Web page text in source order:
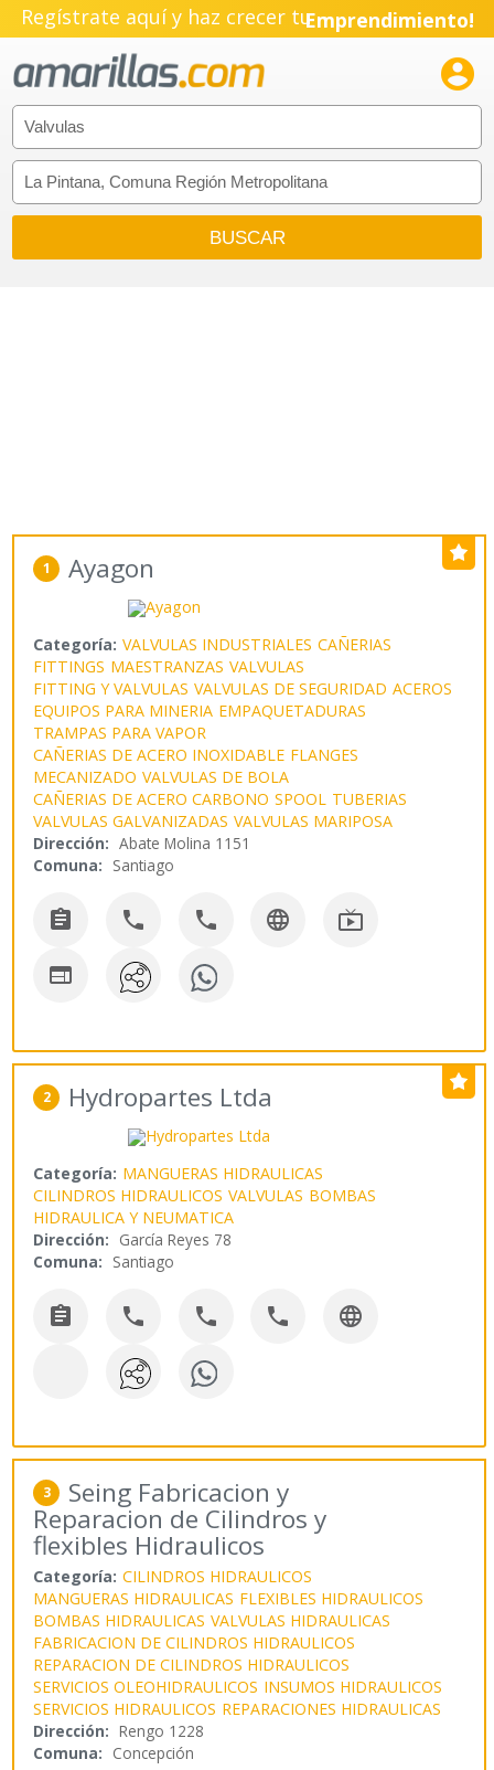
Regístrate aquí y haz crecer tuPyme!
Emprendimiento!

1 Ayagon
Categoría: VALVULAS INDUSTRIALES CAÑERIAS
FITTINGS MAESTRANZAS VALVULAS
FITTING Y VALVULAS VALVULAS DE SEGURIDAD ACEROS
EQUIPOS PARA MINERIA EMPAQUETADURAS
TRAMPAS PARA VAPOR
CAÑERIAS DE ACERO INOXIDABLE FLANGES
MECANIZADO VALVULAS DE BOLA
CAÑERIAS DE ACERO CARBONO SPOOL TUBERIAS
VALVULAS GALVANIZADAS VALVULAS MARIPOSA
Dirección: Abate Molina 1151
Comuna: Santiago
    

2 Hydropartes Ltda
Categoría: MANGUERAS HIDRAULICAS
CILINDROS HIDRAULICOS VALVULAS BOMBAS
HIDRAULICA Y NEUMATICA
Dirección: García Reyes 78
Comuna: Santiago
    
3 Seing Fabricacion y
Reparacion de Cilindros y
flexibles Hidraulicos
Categoría: CILINDROS HIDRAULICOS
MANGUERAS HIDRAULICAS FLEXIBLES HIDRAULICOS
BOMBAS HIDRAULICAS VALVULAS HIDRAULICAS
FABRICACION DE CILINDROS HIDRAULICOS
REPARACION DE CILINDROS HIDRAULICOS
SERVICIOS OLEOHIDRAULICOS INSUMOS HIDRAULICOS
SERVICIOS HIDRAULICOS REPARACIONES HIDRAULICAS
Dirección: Rengo 1228
Comuna: Concepción